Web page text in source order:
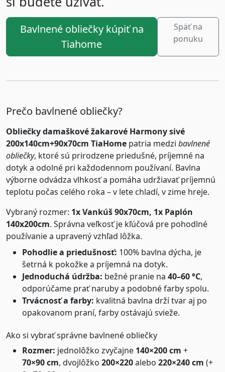
Bavlnené obliečky kúpiť na
Tiahome
Späť na
ponuku
Prečo bavlnené obliečky?
Obliečky damaškové žakarové Harmony sivé
200x140cm+90x70cm TiaHome patria medzi bavlnené
obliečky, ktoré sú prirodzene priedušné, príjemné na
dotyk a odolné pri každodennom používaní. Bavlna
výborne odvádza vlhkosť a pomáha udržiavať príjemnú
teplotu počas celého roka – v lete chladí, v zime hreje.
Vybraný rozmer: 1x Vankúš 90x70cm, 1x Paplón
140x200cm. Správna veľkosť je kľúčová pre pohodlné
používanie a upravený vzhľad lôžka.
Pohodlie a priedušnosť: 100% bavlna dýcha, je
šetrná k pokožke a príjemná na dotyk.
Jednoduchá údržba: bežné pranie na 40–60 °C,
odporúčame prať naruby a podobné farby spolu.
Trvácnosť a farby: kvalitná bavlna drží tvar aj po
opakovanom praní, farby ostávajú svieže.
Ako si vybrať správne bavlnené obliečky
Rozmer: jednolôžko zvyčajne 140×200 cm +
70×90 cm, dvojlôžko 200×220alebo 220×240 cm (+